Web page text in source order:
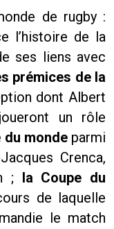
de rugby :
l’histoire de la
ses liens avec
prémices de la
dont Albert
un rôle
du mondeparmi
Crenca,
; la Coupe du
de laquelle
le match